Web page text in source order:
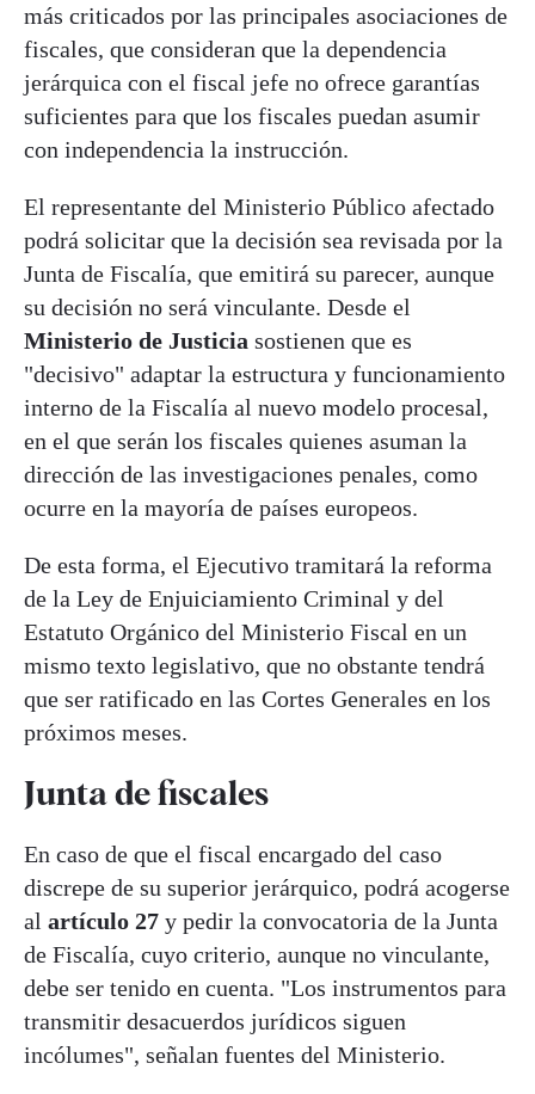
más criticados por las principales asociaciones de
fiscales, que consideran que la dependencia
jerárquica con el fiscal jefe no ofrece garantías
suficientes para que los fiscales puedan asumir
con independencia la instrucción.
El representante del Ministerio Público afectado
podrá solicitar que la decisión sea revisada por la
Junta de Fiscalía, que emitirá su parecer, aunque
su decisión no será vinculante. Desde el
Ministerio de Justicia sostienen que es
"decisivo" adaptar la estructura y funcionamiento
interno de la Fiscalía al nuevo modelo procesal,
en el que serán los fiscales quienes asuman la
dirección de las investigaciones penales, como
ocurre en la mayoría de países europeos.
De esta forma, el Ejecutivo tramitará la reforma
de la Ley de Enjuiciamiento Criminal y del
Estatuto Orgánico del Ministerio Fiscal en un
mismo texto legislativo, que no obstante tendrá
que ser ratificado en las Cortes Generales en los
próximos meses.
Junta de fiscales
En caso de que el fiscal encargado del caso
discrepe de su superior jerárquico, podrá acogerse
al artículo 27 y pedir la convocatoria de la Junta
de Fiscalía, cuyo criterio, aunque no vinculante,
debe ser tenido en cuenta. "Los instrumentos para
transmitir desacuerdos jurídicos siguen
incólumes", señalan fuentes del Ministerio.